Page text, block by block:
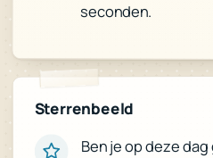
seconden.
Sterrenbeeld
Ben je op deze